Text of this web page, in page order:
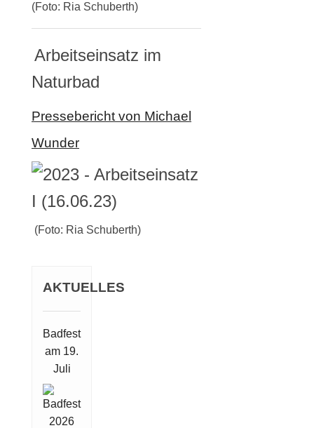
(Foto: Ria Schuberth)
Arbeitseinsatz im
Naturbad
Pressebericht von Michael
Wunder
(Foto: Ria Schuberth)
AKTUELLES
Badfest
am 19.
Juli